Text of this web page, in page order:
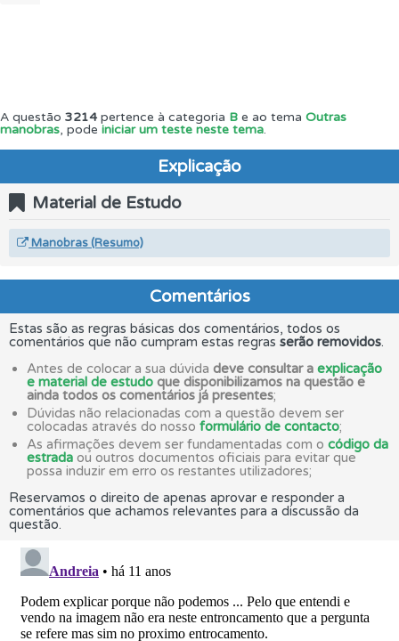
A questão 3214pertence à categoria B e ao tema Outras
manobras, pode iniciar um teste neste tema.
Explicação
Material de Estudo
Manobras (Resumo)
Comentários
Estas são as regras básicas dos comentários, todos os
comentários que não cumpram estas regras serão removidos.
Antes de colocar a sua dúvida deve consultar a explicação
e material de estudo que disponibilizamos na questão e
ainda todos os comentários já presentes;
Dúvidas não relacionadas com a questão devem ser
colocadas através do nosso formulário de contacto;
As afirmações devem ser fundamentadas com o código da
estrada ou outros documentos oficiais para evitar que
possa induzir em erro os restantes utilizadores;
Reservamos o direito de apenas aprovar e responder a
comentários que achamos relevantes para a discussão da
questão.